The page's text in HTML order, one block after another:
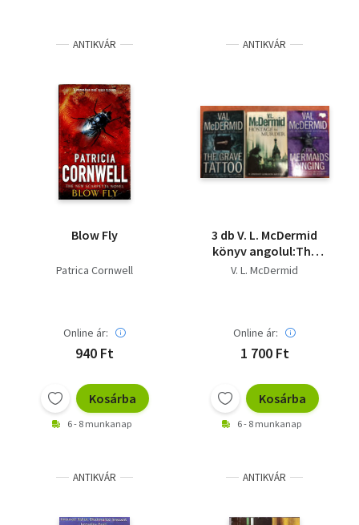
ANTIKVÁR
Blow Fly
Patrica Cornwell
Online ár:
940 Ft
Kosárba
6 - 8 munkanap
ANTIKVÁR
3 db V. L. McDermid
könyv angolul:The
Grave Tattoo,Hostage
V. L. McDermid
Online ár:
1 700 Ft
Kosárba
6 - 8 munkanap
ANTIKVÁR ANTIKVÁR